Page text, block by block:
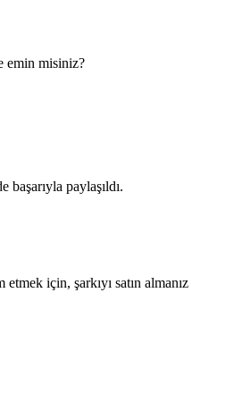
emin misiniz?
başarıyla paylaşıldı.
için, şarkıyı satın almanız